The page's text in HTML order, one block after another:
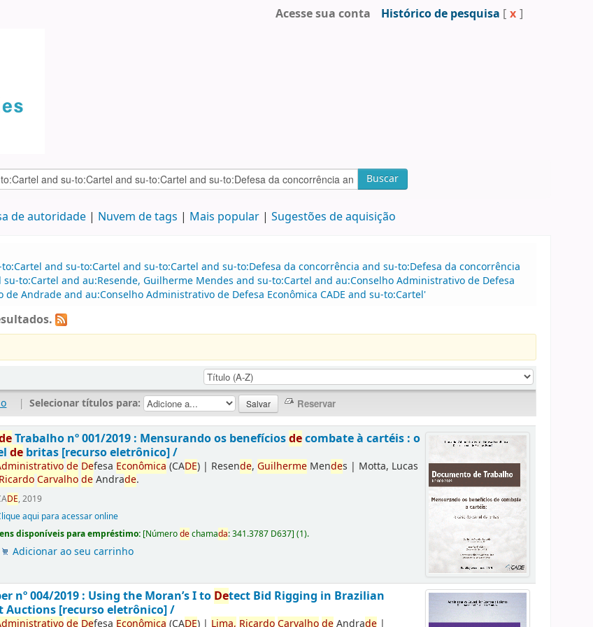
Acesse sua conta Histórico de pesquisa [ x ]
Buscar
de autoridade Nuvem de tags Mais popular Sugestões de aquisição
and su-to:Cartel and su-to:Cartel and su-to:Defesa da concorrência and su-to:Defesa da concorrência
to:Cartel and au:Resende, Guilherme Mendes and su-to:Cartel and au:Conselho Administrativo de Defesa
de Andrade and au:Conselho Administrativo de Defesa Econômica CADE and su-to:Cartel'
| Selecionar títulos para:
Trabalho nº 001/2019 : Mensurando os benefíciosdecombate à cartéis : o
de britas [recurso eletrônico] /
de Defesa Econômica (CADE) | Resende,Guilherme Mendes | Motta, Lucas
RicardoCarvalhodeAndrade.
DE, 2019
aqui para acessar online
disponíveis para empréstimo: [Númerodechamada:341.3787 D637](1).
Adicionar ao seu carrinho
nº 004/2019 : Using the Moran’s I to Detect Bid Rigging in Brazilian
Auctions [recurso eletrônico] /